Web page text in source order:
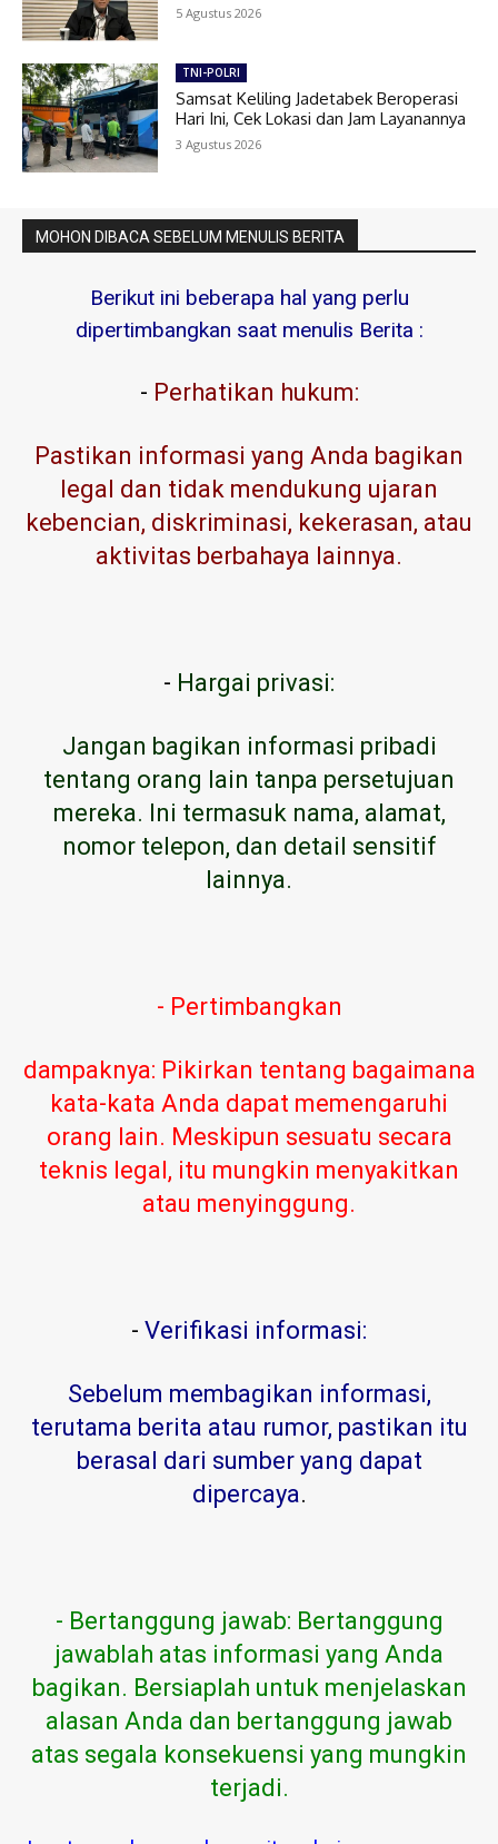
5 Agustus 2026
TNI-POLRI
Samsat Keliling Jadetabek Beroperasi
Hari Ini, Cek Lokasi dan Jam Layanannya
3 Agustus 2026
MOHON DIBACA SEBELUM MENULIS BERITA
Berikut ini beberapa hal yang perlu
dipertimbangkan saat menulis Berita :
- Perhatikan hukum:
Pastikan informasi yang Anda bagikan
legal dan tidak mendukung ujaran
kebencian, diskriminasi, kekerasan, atau
aktivitas berbahaya lainnya.
- Hargai privasi:
Jangan bagikan informasi pribadi
tentang orang lain tanpa persetujuan
mereka. Ini termasuk nama, alamat,
nomor telepon, dan detail sensitif
lainnya.
- Pertimbangkan
dampaknya: Pikirkan tentang bagaimana
kata-kata Anda dapat memengaruhi
orang lain. Meskipun sesuatu secara
teknis legal, itu mungkin menyakitkan
atau menyinggung.
- Verifikasi informasi:
Sebelum membagikan informasi,
terutama berita atau rumor, pastikan itu
berasal dari sumber yang dapat
dipercaya.
- Bertanggung jawab: Bertanggung
jawablah atas informasi yang Anda
bagikan. Bersiaplah untuk menjelaskan
alasan Anda dan bertanggung jawab
atas segala konsekuensi yang mungkin
terjadi.